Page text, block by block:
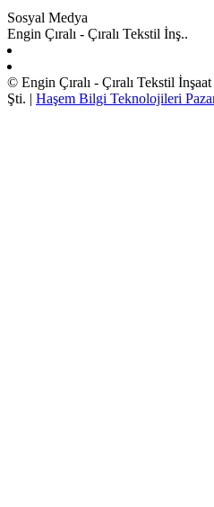
Sosyal Medya
Engin Çıralı - Çıralı Tekstil İnş..
© Engin Çıralı - Çıralı Tekstil
Şti. | Haşem Bilgi Teknolojileri